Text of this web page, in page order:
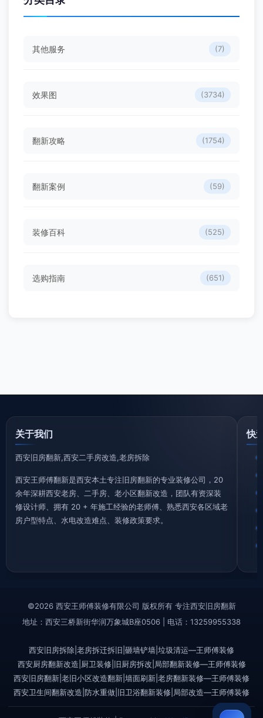
其他服务 (7)
效果图 (3734)
翻新攻略 (1754)
翻新案例 (59)
装修百科 (525)
选购指南 (651)
关于我们
西安旧房翻新,西安二手房改造,老房拆除
西安王师傅翻新是西安本土专注旧房翻新的专业装修公司，20
余年深耕西安老房、二手房、老小区翻新改造，团队有资深装
修设计师、拥有 20 + 年施工经验的老师傅、熟悉西安各区域老
房户型特点、水电改造难点、装修政策要求。
快
©2026 西安王师傅装修有限公司 版权所有 专注西安旧房翻新
地址：西安三桥新街华润万象城B座0506 | 电话：13259955338
西安旧房拆除|老房拆迁拆旧|砸墙铲墙|垃圾清运—王师傅装修
西安厨房翻新改造|厨卫装修|旧厨房拆改|局部翻新装修—王师傅装修
西安旧房翻新|老旧小区改造翻新|墙面刷新|老房翻新装修—王师傅装修
西安卫生间翻新改造|防水重做|旧卫浴翻新装修|局部改造—王师傅装修